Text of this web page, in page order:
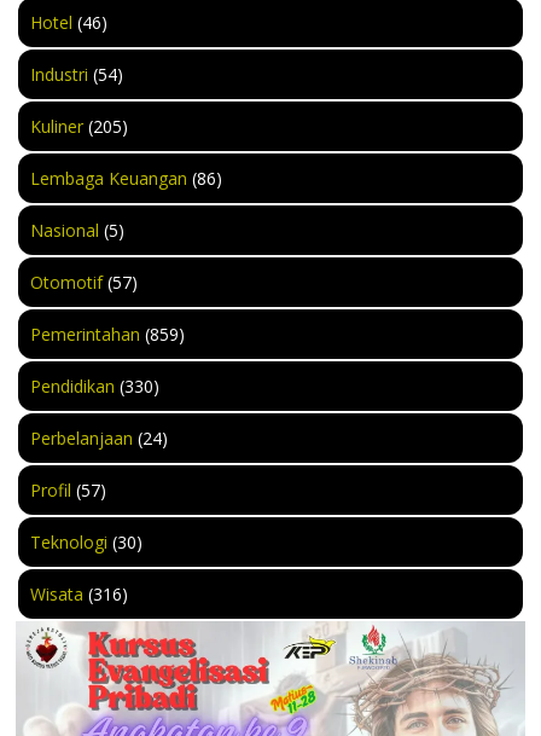
Hotel (46)
Industri (54)
Kuliner (205)
Lembaga Keuangan (86)
Nasional (5)
Otomotif(57)
Pemerintahan (859)
Pendidikan (330)
Perbelanjaan (24)
Profil (57)
Teknologi (30)
Wisata (316)